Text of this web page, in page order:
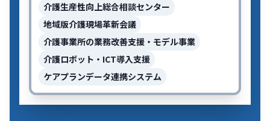
介護生産性向上総合相談センター
地域版介護現場革新会議
介護事業所の業務改善支援・モデル事業
介護ロボット・ICT導入支援
ケアプランデータ連携システム